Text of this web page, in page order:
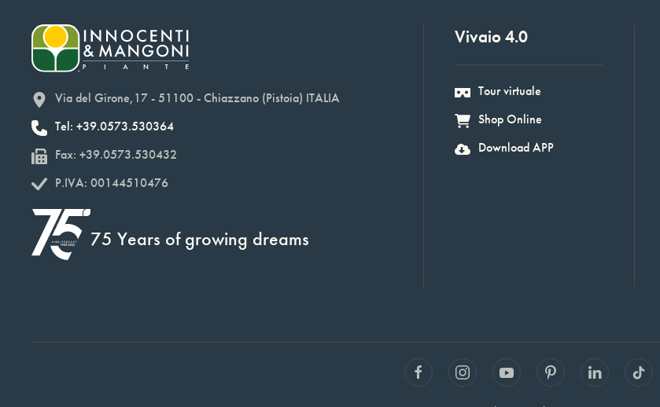
Via del Girone,17 - 51100 - Chiazzano (Pistoia) ITALIA
Tel: +39.0573.530364
Fax: +39.0573.530432
P.IVA: 00144510476
75 Years of growing dreams
Vivaio 4.0
Tour virtuale
Shop Online
Download APP